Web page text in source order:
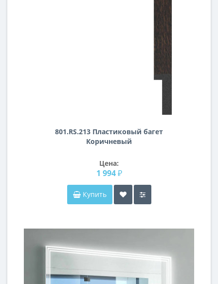
801.RS.213 Пластиковый багет
Коричневый
Цена:
1 994 ₽
Купить